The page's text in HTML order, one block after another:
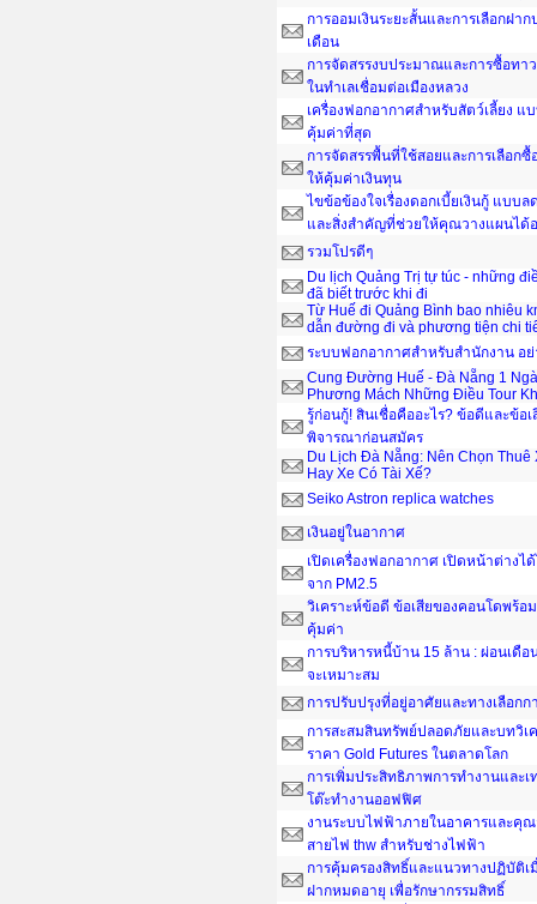
การออมเงินระยะสั้นและการเลือกฝาก
เดือน
การจัดสรรงบประมาณและการซื้อทา
ในทำเลเชื่อมต่อเมืองหลวง
เครื่องฟอกอากาศสำหรับสัตว์เลี้ยง แ
คุ้มค่าที่สุด
การจัดสรรพื้นที่ใช้สอยและการเลือก
ให้คุ้มค่าเงินทุน
ไขข้อข้องใจเรื่องดอกเบี้ยเงินกู้ แบบ
และสิ่งสำคัญที่ช่วยให้คุณวางแผนได้
รวมโปรดีๆ
Du lịch Quảng Trị tự túc - những
đã biết trước khi đi
Từ Huế đi Quảng Bình bao nhiêu
dẫn đường đi và phương tiện chi
ระบบฟอกอากาศสำหรับสำนักงาน อ
Cung Đường Huế - Đà Nẵng 1
Phương Mách Những Điều Tour
รู้ก่อนกู้! สินเชื่อคืออะไร? ข้อดีและข้อ
พิจารณาก่อนสมัคร
Du Lịch Đà Nẵng: Nên Chọn Thuê
Hay Xe Có Tài Xế?
Seiko Astron replica watches
เงินอยู่ในอากาศ
เปิดเครื่องฟอกอากาศ เปิดหน้าต่างไ
จาก PM2.5
วิเคราะห์ข้อดี ข้อเสียของคอนโดพร้อ
คุ้มค่า
การบริหารหนี้บ้าน 15 ล้าน : ผ่อนเดือ
จะเหมาะสม
การปรับปรุงที่อยู่อาศัยและทางเลือก
การสะสมสินทรัพย์ปลอดภัยและบทวิเ
ราคา Gold Futures ในตลาดโลก
การเพิ่มประสิทธิภาพการทำงานและ
โต๊ะทํางานออฟฟิศ
งานระบบไฟฟ้าภายในอาคารและคุ
สายไฟ thw สำหรับช่างไฟฟ้า
การคุ้มครองสิทธิ์และแนวทางปฏิบัติ
ฝากหมดอายุ เพื่อรักษากรรมสิทธิ์